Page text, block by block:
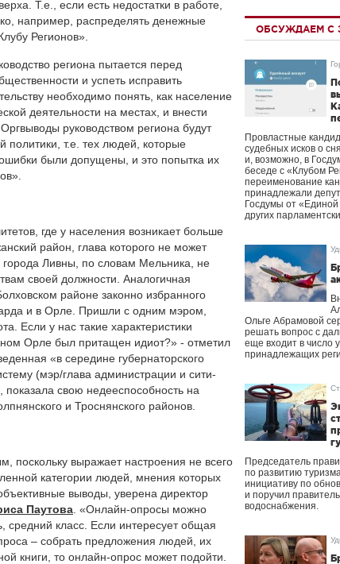
Т.е., если есть недостатки в работе,
например, распределять денежные
Регионов».
региона пытается перед
и успеть исправить
необходимо понять, как население
деятельности на местах, и внести
руководством региона будут
политики, т.е. тех людей, которые
были допущены, и это попытка их
где у населения возникает больше
район, глава которого не может
Ливны, по словам Мельника, не
своей должности. Аналогичная
районе законно избранного
и в Орле. Пришли с одним мэром,
Если у нас такие характеристики
Орле был притащен идиот?» - отметил
«в середине губернаторского
(мэр/глава администрации и сити-
свою недееспособность на
и Троснянского районов.
поскольку выражает настроения не всего
категории людей, мнения которых
выводы, уверена директор
Паутова . «Онлайн-опросы можно
средний класс. Если интересует общая
– собрать предложения людей, их
книги, то онлайн-опрос может подойти.
ОБСУЖДАЕМ С
Провластные
судебных исков о
и, возможно, в
беседе с «Клубом
переименование
принадлежали
Госдумы от
других
Ольге Абрамовой
решать вопрос с
еще входит в число
принадлежащих
Председатель
по развитию
инициативу по
и поручил
водоснабжения.